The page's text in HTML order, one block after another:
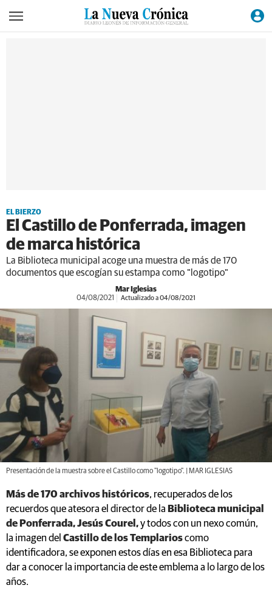
EL BIERZO
El Castillo de Ponferrada, imagen
de marca histórica
La Biblioteca municipal acoge una muestra de más de 170
documentos que escogían su estampa como "logotipo"
Mar Iglesias
04/08/2021 Actualizado a 04/08/2021
Presentación de la muestra sobre el Castillo como "logotipo". | MAR IGLESIAS
Más de 170 archivos históricos, recuperados de los
recuerdos que atesora el director de la Biblioteca municipal
de Ponferrada, Jesús Courel,y todos con un nexo común,
la imagen del Castillo de los Templarioscomo
identificadora, se exponen estos días en esa Biblioteca para
dar a conocer la importancia de este emblema a lo largo de los
años.